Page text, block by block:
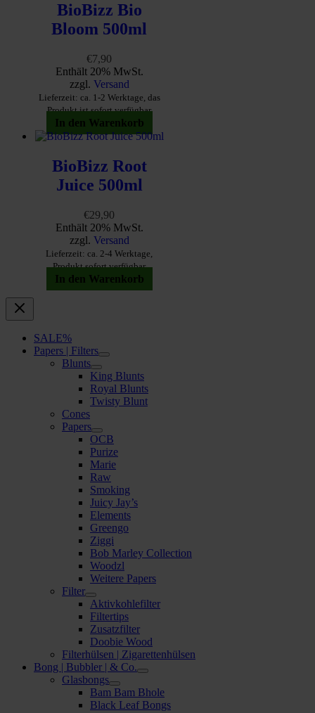
BioBizz Bio
Bloom 500ml
€7,90
Enthält 20% MwSt.
zzgl. Versand
Lieferzeit: ca. 1-2 Werktage, das
Produkt ist sofort verfügbar
In den Warenkorb
BioBizz Root
Juice 500ml
€29,90
Enthält 20% MwSt.
zzgl. Versand
Lieferzeit: ca. 2-4 Werktage,
Produkt sofort verfügbar
In den Warenkorb
SALE%
Papers | Filters
Blunts
King Blunts
Royal Blunts
Twisty Blunt
Cones
Papers
OCB
Purize
Marie
Raw
Smoking
Juicy Jay’s
Elements
Greengo
Ziggi
Bob Marley Collection
Woodzl
Weitere Papers
Filter
Aktivkohlefilter
Filtertips
Zusatzfilter
Doobie Wood
Filterhülsen | Zigarettenhülsen
Bong | Bubbler | & Co.
Glasbongs
Bam Bam Bhole
Black Leaf Bongs